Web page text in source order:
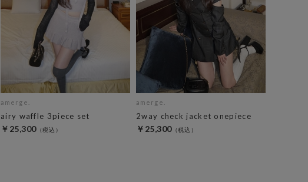
amerge.
airy waffle 3piece set
￥25,300
amerge.
2way check jacket onepiece
￥25,300